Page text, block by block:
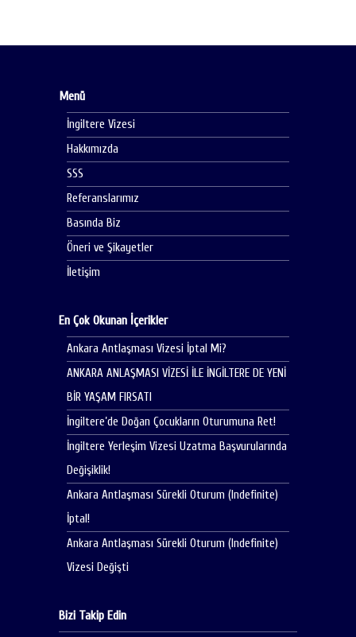
Menü
İngiltere Vizesi
Hakkımızda
SSS
Referanslarımız
Basında Biz
Öneri ve Şikayetler
İletişim
En Çok Okunan İçerikler
Ankara Antlaşması Vizesi İptal Mi?
ANKARA ANLAŞMASI VİZESİ İLE İNGİLTERE DE YENİ
BİR YAŞAM FIRSATI
İngiltere’de Doğan Çocukların Oturumuna Ret!
İngiltere Yerleşim Vizesi Uzatma Başvurularında
Değişiklik!
Ankara Antlaşması Sürekli Oturum (Indefinite)
İptal!
Ankara Antlaşması Sürekli Oturum (Indefinite)
Vizesi Değişti
Bizi Takip Edin